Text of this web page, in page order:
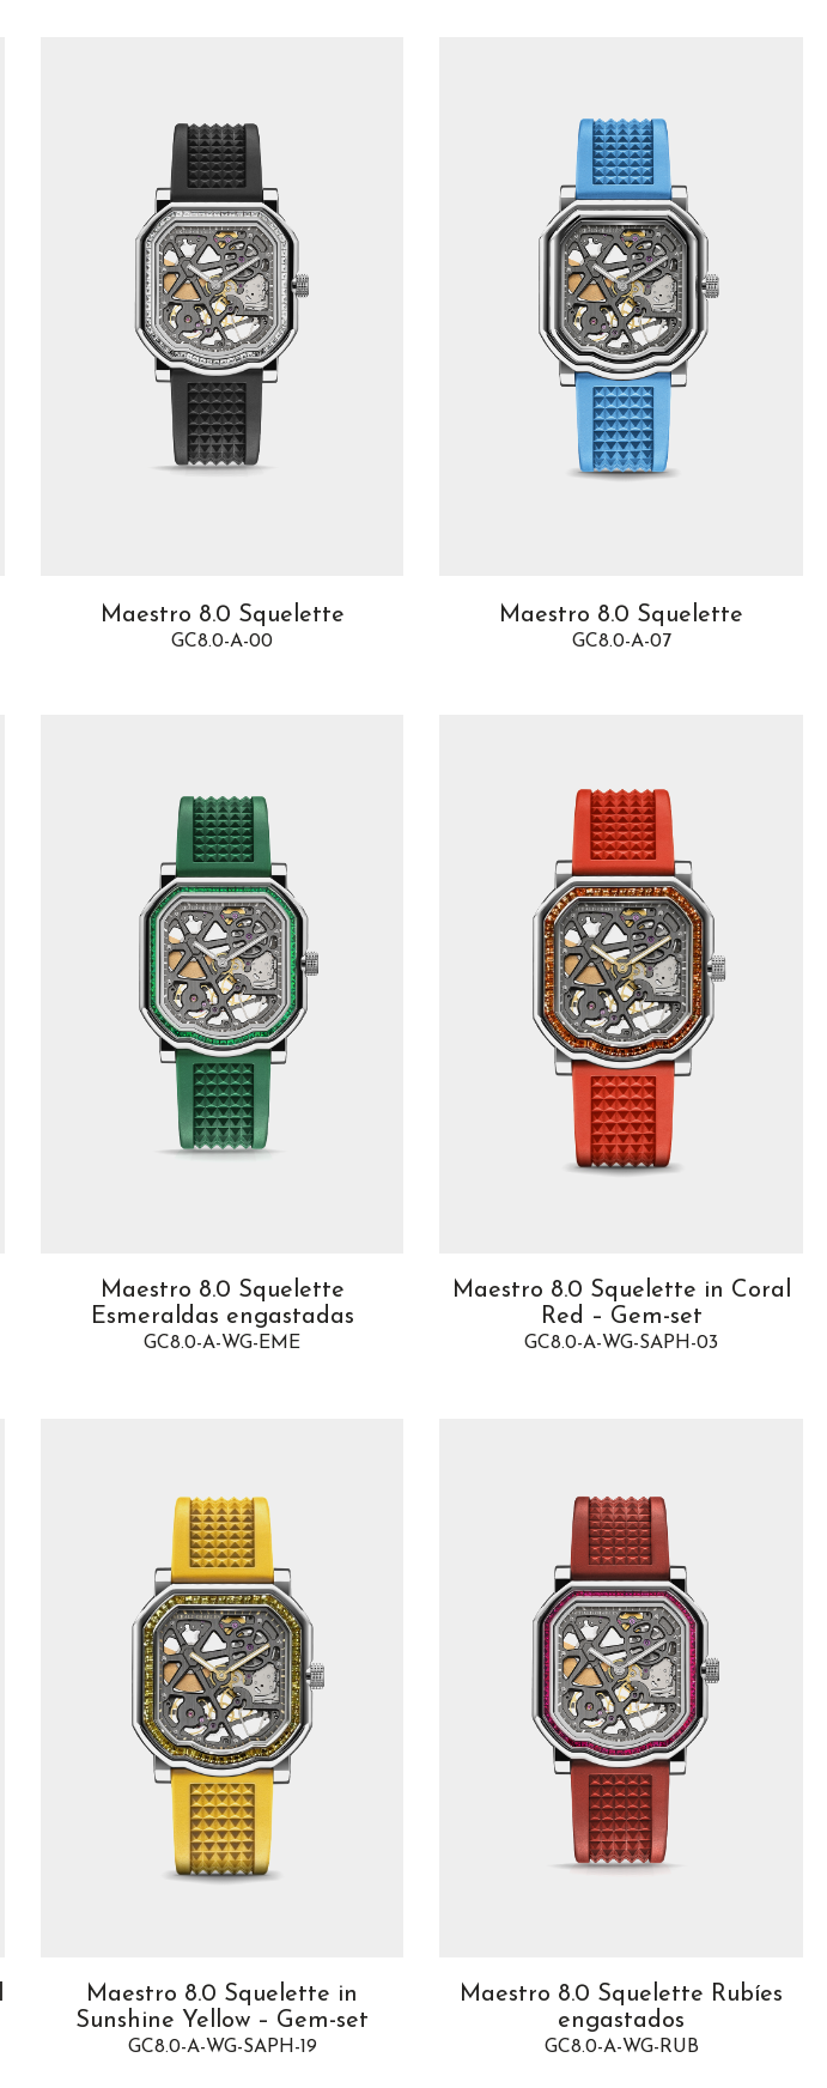
Maestro 8.0 Squelette
GC8.0-A-00
Maestro 8.0 Squelette
GC8.0-A-07
Maestro 8.0 Squelette
Esmeraldas engastadas
GC8.0-A-WG-EME
Maestro 8.0 Squelette in Coral
Red – Gem-set
GC8.0-A-WG-SAPH-03
Maestro 8.0 Squelette in
Sunshine Yellow – Gem-set
GC8.0-A-WG-SAPH-19
Maestro 8.0 Squelette Rubíes
engastados
GC8.0-A-WG-RUB